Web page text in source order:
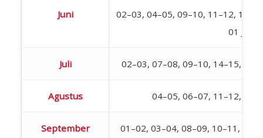
Juni
02–03, 04–05, 09–10, 11–12,
01 Juli
Juli 02–03, 07–08, 09–10, 14–15,
Agustus 04–05, 06–07, 11–12,
September
01–02, 03–04, 08–09, 10–11,